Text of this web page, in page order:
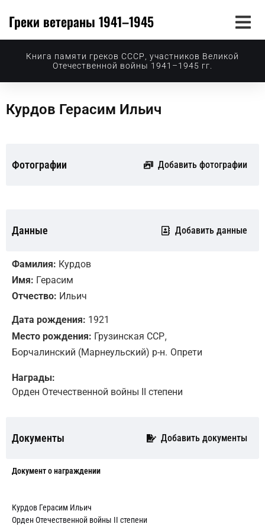
Греки ветераны 1941–1945
Книга памяти греков СССР, участников Великой
Отечественной войны 1941–1945 гг.
Курдов Герасим Ильич
Фотографии Добавить фотографии
Данные Добавить данные
Фамилия: Курдов
Имя: Герасим
Отчество: Ильич
Дата рождения: 1921
Место рождения: Грузинская ССР,
Борчалинский (Марнеульский) р-н. Опрети
Награды:
Орден Отечественной войны II степени
Документы Добавить документы
Документ о награждении
Курдов Герасим Ильич
Орден Отечественной войны II степени